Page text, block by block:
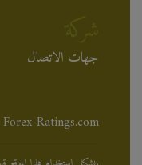
جهات الاتصال
Ratings.com